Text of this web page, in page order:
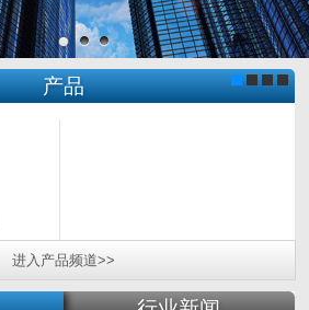
产品
进入 产品频道>>